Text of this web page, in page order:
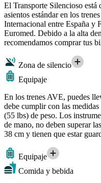
El Transporte Silencioso está
asientos estándar en los
Internacional entre España y
Euromed. Debido a la alta
recomendamos comprar tus
Zona de silencio
Equipaje
En los trenes AVE, puedes
debe cumplir con las
(55 lbs) de peso. Los
de mano, no deben superar
38 cm y tienen que estar
Equipaje
Comida y bebida